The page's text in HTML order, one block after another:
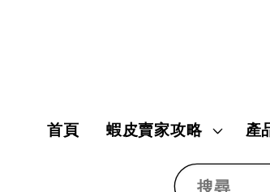
搜尋
首頁 蝦皮賣家攻略 產